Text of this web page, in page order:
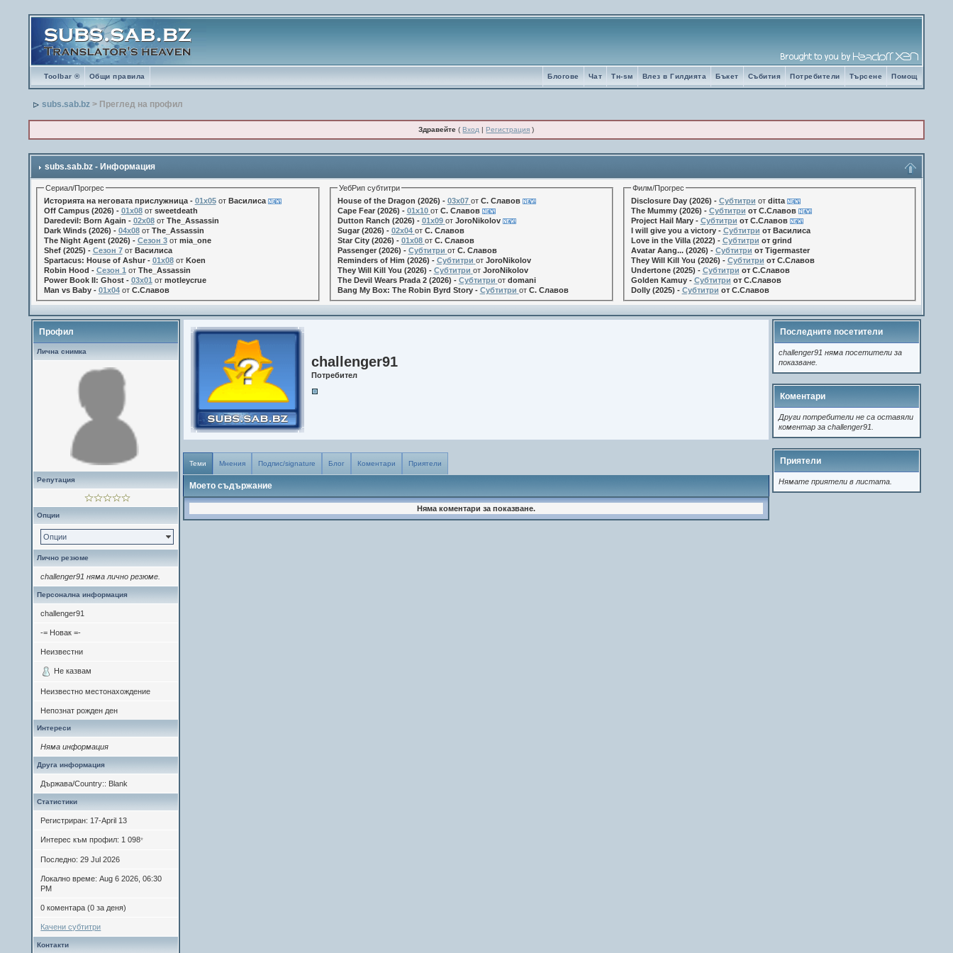
Toolbar ® Общи правила Помощ
Търсене
Потребители
Събития
Бъкет
Влез в Гилдията
Tн-sм
Чат
Блогове
subs.sab.bz > Преглед на профил
Здравейте (Вход |Регистрация )
subs.sab.bz - Информация
Сериал/Прогрес
Историята на неговата прислужница - 01х05от Василиса
Off Campus (2026) - 01x08от sweetdeath
Daredevil: Born Again - 02x08от The_Assassin
Dark Winds (2026) - 04x08от The_Assassin
The Night Agent (2026) - Сезон 3от mia_one
Shef (2025) - Сезон 7от Василиса
Spartacus: House of Ashur - 01x08от Koen
Robin Hood - Сезон 1 от The_Assassin
Power Book II: Ghost - 03x01 от motleycrue
Man vs Baby - 01x04от С.Славов
УебРип субтитри
House of the Dragon (2026) - 03x07 от С. Славов
Cape Fear (2026) - 01x10 от С. Славов
Dutton Ranch (2026) - 01x09 от JoroNikolov
Sugar (2026) - 02x04 от С. Славов
Star City (2026) - 01x08 от С. Славов
Passenger (2026) - Субтитри от С. Славов
Reminders of Him (2026) - Субтитри от JoroNikolov
They Will Kill You (2026) - Субтитри от JoroNikolov
The Devil Wears Prada 2 (2026) - Субтитри от domani
Bang My Box: The Robin Byrd Story - Субтитри от С. Славов
Филм/Прогрес
Disclosure Day (2026) - Субтитри от ditta
The Mummy (2026) - Субтитри от С.Славов
Project Hail Mary - Субтитри от С.Славов
I will give you a victory - Субтитри от Василиса
Love in the Villa (2022) - Субтитри от grind
Avatar Aang... (2026) - Субтитри от Tigermaster
They Will Kill You (2026) - Субтитри от С.Славов
Undertone (2025) - Субтитри от С.Славов
Golden Kamuy - Субтитри от С.Славов
Dolly (2025) - Субтитри от С.Славов
Профил
Лична снимка
Репутация
Опции
Опции
Лично резюме
challenger91 няма лично резюме.
Персонална информация
challenger91
-= Новак =-
Неизвестни
Не казвам
Неизвестно местонахождение
Непознат рожден ден
Интереси
Няма информация
Друга информация
Държава/Country:: Blank
Статистики
Регистриран: 17-April 13
Интерес към профил: 1 098*
Последно: 29 Jul 2026
Локално време: Aug 6 2026, 06:30
PM
0 коментара (0 за деня)
Качени субтитри
Контакти
challenger91
Потребител
Теми Мнения Подпис/signature Блог Коментари Приятели
Моето съдържание
Няма коментари за показване.
Последните посетители
challenger91 няма посетители за
показване.
Коментари
Други потребители не са оставяли
коментар за challenger91.
Приятели
Нямате приятели в листата.